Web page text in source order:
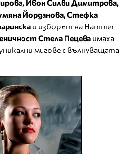
Ивон Силви Димитрова,
Йорданова, Стефка
и изборът на Hammer
Стела Пецева имаха
мигове с вълнуващата